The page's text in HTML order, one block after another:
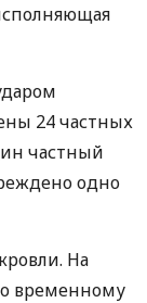
24 частных
частный
одно
На
временному